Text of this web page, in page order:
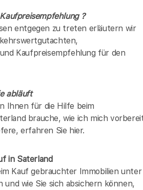
?
entgegen zu treten erläutern wir
Kaufpreisempfehlung für den
abläuft
Ihnen für die Hilfe beim
brauche, wie ich mich
erfahren Sie hier.
in Saterland
Kauf gebrauchter Immobilien unter
und wie Sie sich absichern können,